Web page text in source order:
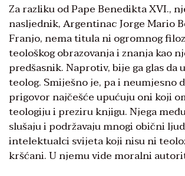
Za razliku od Pape Benedikta XVI.,
nasljednik, Argentinac Jorge Mario
Franjo, nema titula ni ogromnog
teološkog obrazovanja i znanja kao
predšasnik. Naprotiv, bije ga glas da
teolog. Smiješno je, pa i neumjesno
prigovor najčešće upućuju oni koji
teologiju i preziru knjigu. Njega
slušaju i podržavaju mnogi obični
intelektualci svijeta koji nisu ni
kršćani. U njemu vide moralni